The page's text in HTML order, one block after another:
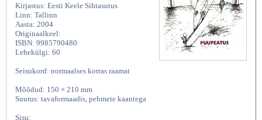
Kirjastus: Eesti Keele Sihtasutus
Linn: Tallinn
Aasta: 2004
Originaalkeel:
ISBN: 9985790480
Lehekülgi: 60
Seisukord: normaalses korras raamat
Mõõdud: 150 × 210 mm
Suurus: tavaformaadis, pehmete kaantega
Sisu: